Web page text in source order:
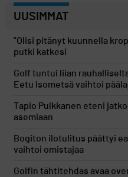
UUSIMMAT
"Olisi pitänyt kuunnella
putki katkesi
Golf tuntui liian
Eetu Isometsä vaihtoi
Tapio Pulkkanen eteni
asemiaan
Bogiton ilotulitus päättyi
vaihtoi omistajaa
Golfin tähtitehdas avaa